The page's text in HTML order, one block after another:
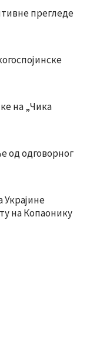
прегледе
на „Чика
од одговорног
Украјине
на Копаонику